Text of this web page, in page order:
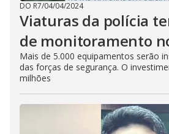
DO R7/04/04/2024
Viaturas da polícia
de monitoramento
Mais de 5.000 equipamentos serão
das forças de segurança. O
milhões